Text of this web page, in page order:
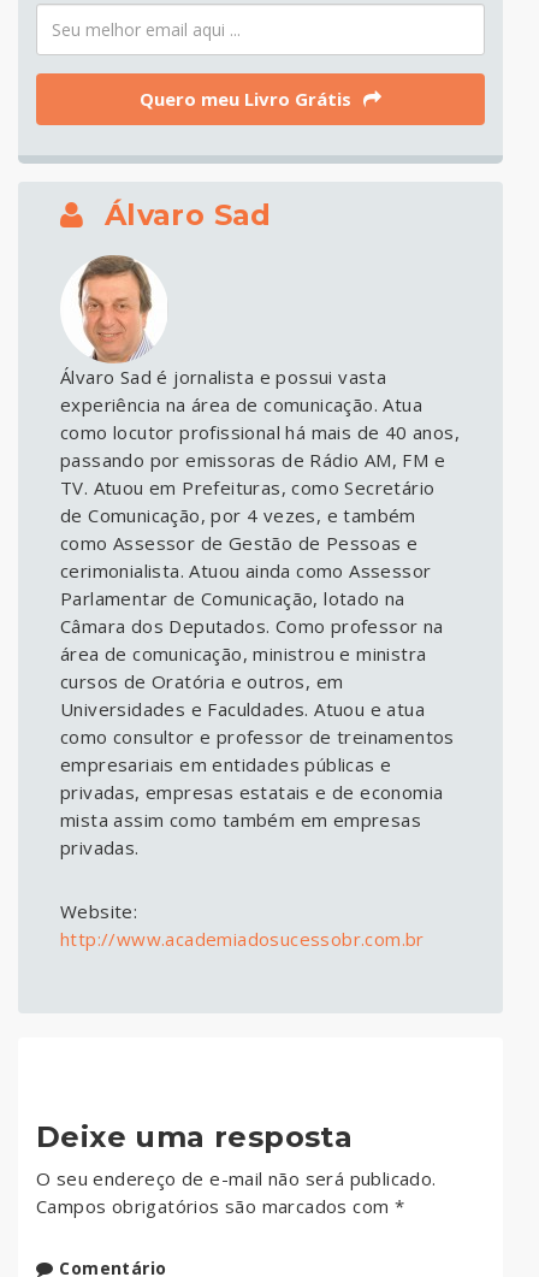
Quero meu Livro Grátis
Álvaro Sad
Álvaro Sad é jornalista e possui vasta
experiência na área de comunicação. Atua
como locutor profissional há mais de 40 anos,
passando por emissoras de Rádio AM, FM e
TV. Atuou em Prefeituras, como Secretário
de Comunicação, por 4 vezes, e também
como Assessor de Gestão de Pessoas e
cerimonialista. Atuou ainda como Assessor
Parlamentar de Comunicação, lotado na
Câmara dos Deputados. Como professor na
área de comunicação, ministrou e ministra
cursos de Oratória e outros, em
Universidades e Faculdades. Atuou e atua
como consultor e professor de treinamentos
empresariais em entidades públicas e
privadas, empresas estatais e de economia
mista assim como também em empresas
privadas.
Website:
http://www.academiadosucessobr.com.br
Deixe uma resposta
O seu endereço de e-mail não será publicado.
Campos obrigatórios são marcados com *
Comentário